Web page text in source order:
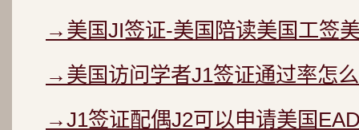
→美国JI签证-美国陪读美国工签
→美国访问学者J1签证通过率怎
→J1签证配偶J2可以申请美国